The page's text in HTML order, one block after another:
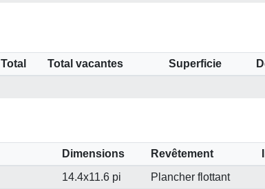
Total Total vacantes Superficie
Dimensions Revêtement
14.4x11.6 pi
Plancher flottant